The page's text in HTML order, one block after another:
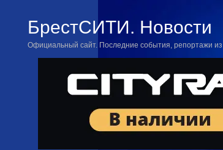
БрестСИТИ. Новости
Официальный сайт. Последние события, репортажи